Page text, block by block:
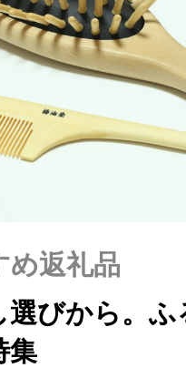
の基礎知識
診断
ブルとは
め返礼品
選びから。
集